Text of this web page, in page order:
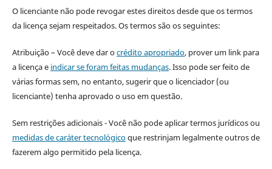
O licenciante não pode revogar estes direitos desde que os termos
da licença sejam respeitados. Os termos são os seguintes:
Atribuição – Você deve dar ocrédito apropriado, prover um link para
a licença e indicar se foram feitas mudanças. Isso pode ser feito de
várias formas sem, no entanto, sugerir que o licenciador (ou
licenciante) tenha aprovado o uso em questão.
Sem restrições adicionais - Você não pode aplicar termos jurídicos ou
medidas de caráter tecnológicoque restrinjam legalmente outros de
fazerem algo permitido pela licença.